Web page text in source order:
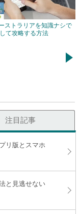
ストラリアを知識ナシで
て攻略する方法
→
注目記事
リ版とスマホ
と見逃せない